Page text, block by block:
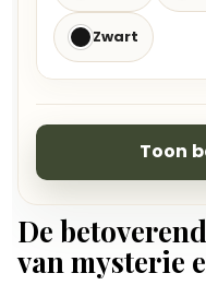
Zwart
Toon
De
van mysterie